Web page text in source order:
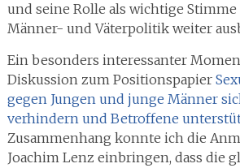
und seine Rolle als wichtige Stimme
Männer- und Väterpolitik weiter
Ein besonders interessanter
Diskussion zum Positionspapier
gegen Jungen und junge Männer
verhindern und Betroffene
Zusammenhang konnte ich die
Joachim Lenz einbringen, dass die